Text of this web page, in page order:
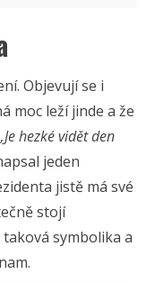
Objevují se i
moc leží jinde a že
hezké vidět den
jeden
jistě má své
stojí
taková symbolika a